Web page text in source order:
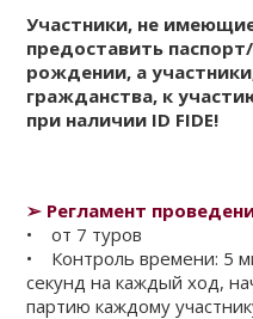
Участники, не
предоставить
рождении, а
гражданства, к
при наличии ID FIDE!
➢ Регламент
• от 7 туров
• Контроль времени: 5
секунд на каждый ход,
партию каждому